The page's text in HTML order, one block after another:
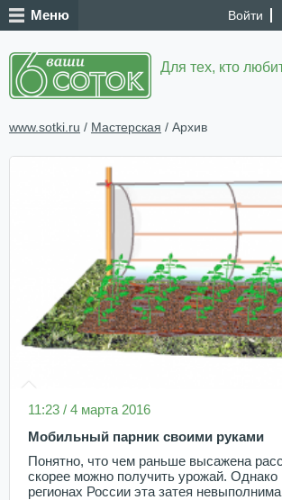
Войти
Меню
Для тех, кто
www.sotki.ru / Мастерская / Архив
11:23 / 4 марта 2016
Мобильный парник своими руками
Понятно, что чем раньше высажена
скорее можно получить урожай. Однако
регионах России эта затея